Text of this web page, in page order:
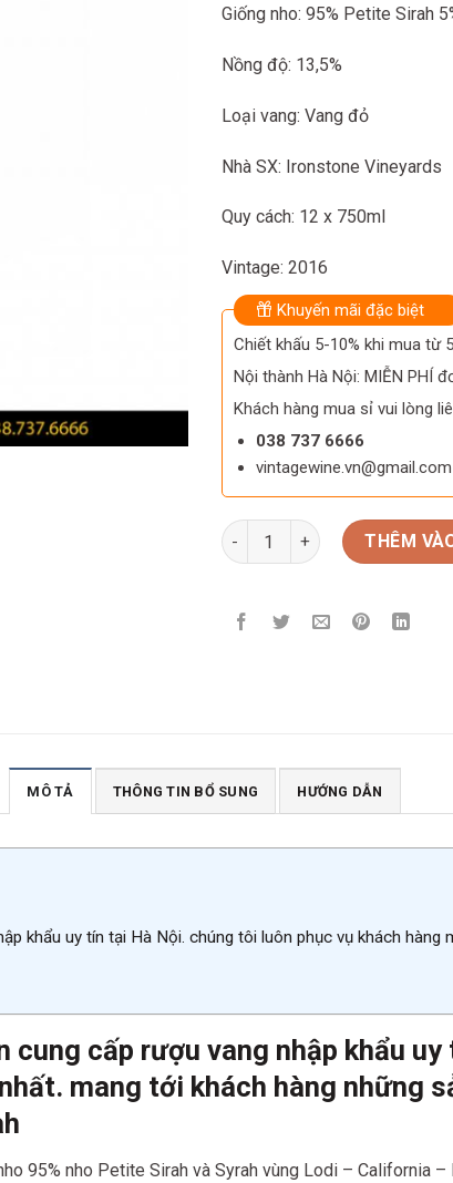
Giống nho: 95% Petite Sirah
Nồng độ: 13,5%
Loại vang: Vang đỏ
Nhà SX: Ironstone Vineyards
Quy cách: 12 x 750ml
Vintage: 2016
Khuyến mãi đặc biệt
Chiết khấu 5-10% khi mua từ
Nội thành Hà Nội: MIỄN PHÍ
Khách hàng mua sỉ vui lòng
038 737 6666
vintagewine.vn@gmail.com
Rượu vang Mỹ IRONSTONE
THÊM
MÔ TẢ THÔNG TIN BỔ SUNG HƯỚNG DẪN
khẩu uy tín tại Hà Nội. chúng tôi luôn phục vụ khách
cung cấp rượu vang nhập khẩu
mang tới khách hàng những
95% nho Petite Sirah và Syrah vùng Lodi – California